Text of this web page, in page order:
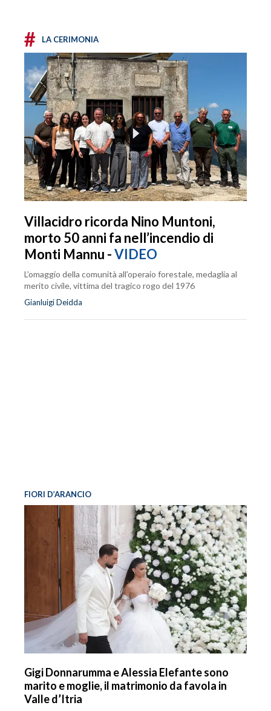
# LA CERIMONIA
Villacidro ricorda Nino Muntoni,
morto 50 anni fa nell’incendio di
Monti Mannu -VIDEO
L’omaggio della comunità all’operaio forestale, medaglia al
merito civile, vittima del tragico rogo del 1976
Gianluigi Deidda
FIORI D’ARANCIO
Gigi Donnarumma e Alessia Elefante sono
marito e moglie, il matrimonio da favola in
Valle d’Itria